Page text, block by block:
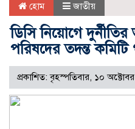
হোম জাতীয়
ডিসি নিয়োগে
পরিষদের তদন্ত
প্রকাশিত: বৃহস্পতিবার, ১০